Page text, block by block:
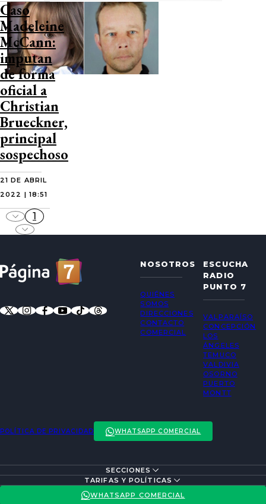
Caso
Madeleine
McCann:
imputan
de forma
oficial a
Christian
Brueckner,
principal
sospechoso
21 DE ABRIL
2022 | 18:51
1
NOSOTROS
QUIÉNES
SOMOS
DIRECCIONES
CONTACTO
COMERCIAL
ESCUCHA
RADIO
PUNTO 7
VALPARAÍSO
CONCEPCIÓN
LOS
ÁNGELES
TEMUCO
VALDIVIA
OSORNO
PUERTO
MONTT
POLÍTICA DE PRIVACIDAD WHATSAPP COMERCIAL
SECCIONES
ACTUALIDAD
TARIFAS Y POLÍTICAS
POLÍTICA DE PRIVACIDAD
WHATSAPP COMERCIAL